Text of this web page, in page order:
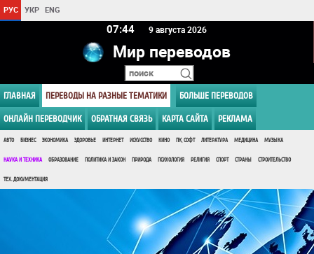
РУС УКР ENG
07 44 9 августа 2026
Мир переводов
ГЛАВНАЯ ПЕРЕВОДЫ НА РАЗНЫЕ ТЕМАТИКИ БОЛЬШЕ ПЕРЕВОДОВ
ОНЛАЙН ПЕРЕВОДЧИК ОБРАТНАЯ СВЯЗЬ КАРТА САЙТА РЕКЛАМА
АВТО БИЗНЕС ЭКОНОМИКА ЗДОРОВЬЕ ИНТЕРНЕТ ИСКУССТВО КИНО ПК, СОФТ ЛИТЕРАТУРА МЕДИЦИНА МУЗЫКА
НАУКА И ТЕХНИКА ОБРАЗОВАНИЕ ПОЛИТИКА И ЗАКОН ПРИРОДА ПСИХОЛОГИЯ РЕЛИГИЯ СПОРТ СТРАНЫ СТРОИТЕЛЬСТВО
ТЕХ. ДОКУМЕНТАЦИЯ